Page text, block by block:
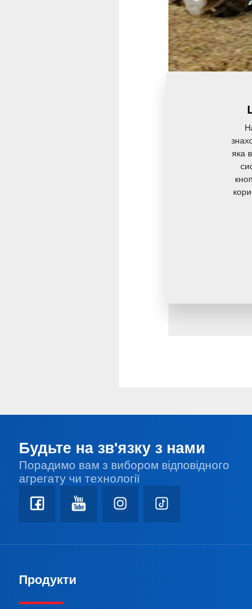
Falcon
розроблених
глибокого
Більш
Будьте на зв'язку з нами
Порадимо вам з вибором відповідного
агрегату чи технології
Продукти
яка